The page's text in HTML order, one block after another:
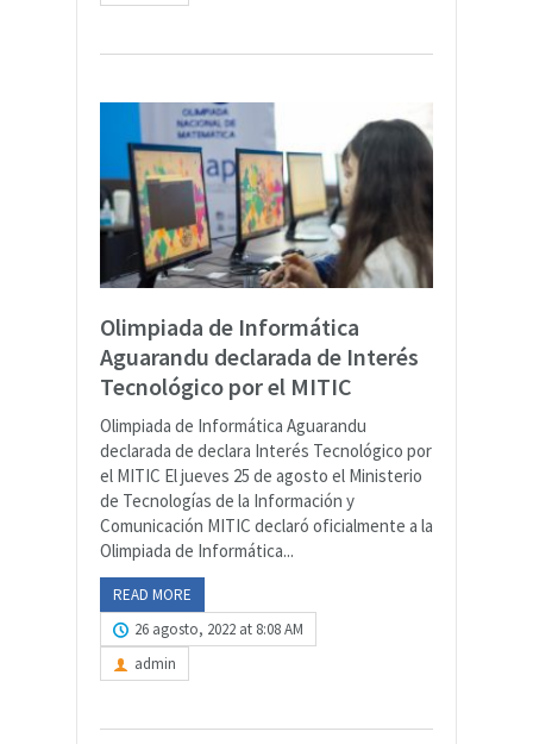
Olimpiada de Informática
Aguarandu declarada de Interés
Tecnológico por el MITIC
Olimpiada de Informática Aguarandu
declarada de declara Interés Tecnológico por
el MITIC El jueves 25 de agosto el Ministerio
de Tecnologías de la Información y
Comunicación MITIC declaró oficialmente a la
Olimpiada de Informática...
READ MORE
26 agosto, 2022 at 8:08 AM
admin